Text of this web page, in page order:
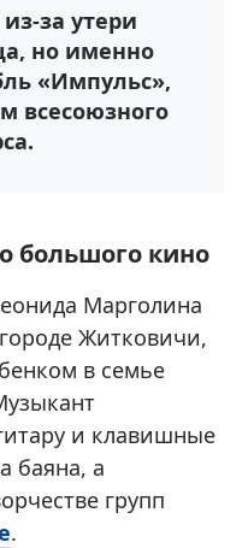
за утери
но именно
«Импульс»,
всесоюзного
большого кино
Марголина
Житковичи,
в семье
и клавишные
баяна, а
групп
.